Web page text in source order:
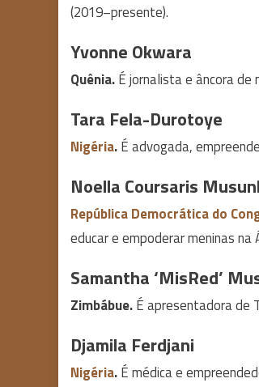
(2019–presente).
Yvonne Okwara
Quênia.É jornalista e âncora de
Tara Fela-Durotoye
Nigéria.É advogada,
Noella Coursaris
República Democrática do
educar e empoderar meninas
Samantha ‘MisRed’
Zimbábue.É apresentadora de
Djamila Ferdjani
Nigéria.É médica e